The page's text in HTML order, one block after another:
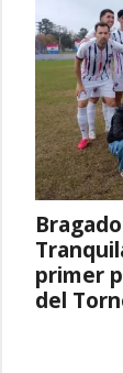
primer
del